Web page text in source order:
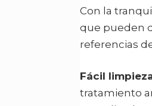
Con la
que pueden
referencias
Fácil
tratamiento